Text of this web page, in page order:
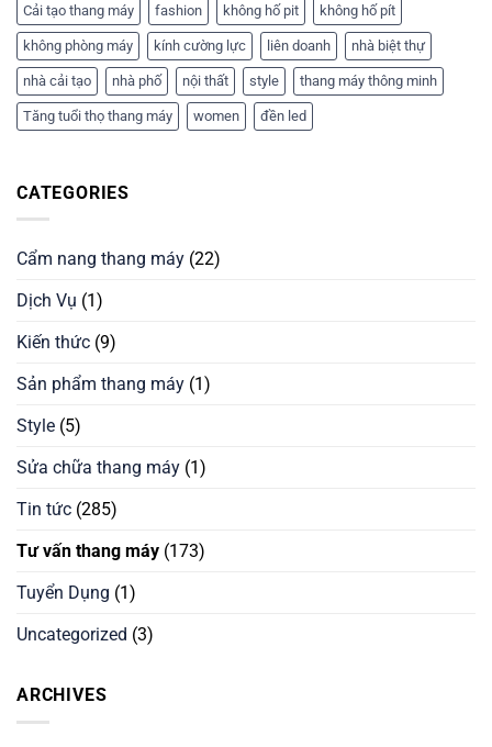
Cải tạo thang máy fashion không hố pit không hố pít
không phòng máy kính cường lực liên doanh nhà biệt thự
nhà cải tạo nhà phố nội thất style thang máy thông minh
Tăng tuổi thọ thang máy women đền led
CATEGORIES
Cẩm nang thang máy (22)
Dịch Vụ (1)
Kiến thức (9)
Sản phẩm thang máy (1)
Style (5)
Sửa chữa thang máy (1)
Tin tức (285)
Tư vấn thang máy (173)
Tuyển Dụng (1)
Uncategorized (3)
ARCHIVES